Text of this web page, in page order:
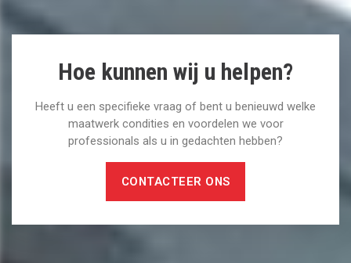
Hoe kunnen wij u helpen?
Heeft u een specifieke vraag of bent u benieuwd welke
maatwerk condities en voordelen we voor
professionals als u in gedachten hebben?
CONTACTEER ONS